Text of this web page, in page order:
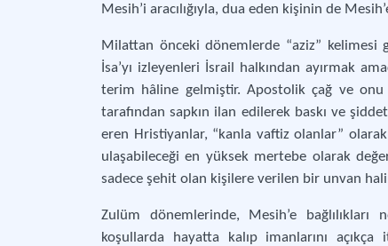
Mesih’i aracılığıyla, dua eden kişinin de
Milattan önceki dönemlerde “aziz” kelimesi
İsa’yı izleyenleri İsrail halkından ayırmak
terim hâline gelmiştir. Apostolik çağ ve onu
tarafından sapkın ilan edilerek baskı ve
eren Hristiyanlar, “kanla vaftiz olanlar”
ulaşabileceği en yüksek mertebe olarak
sadece şehit olan kişilere verilen bir unvan
Zulüm dönemlerinde, Mesih’e
koşullarda hayatta kalıp imanlarını